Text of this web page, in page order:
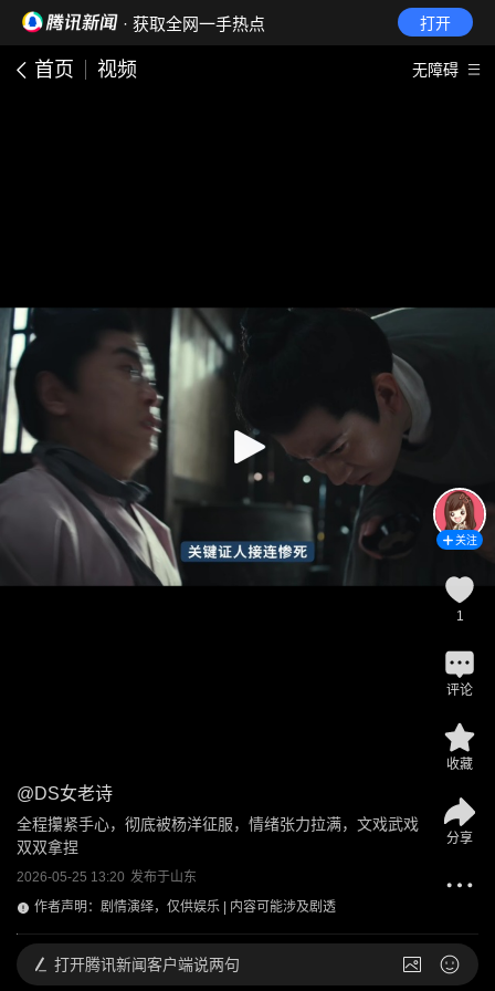
· 获取全网一手热点 打开
首页 视频 无障碍
@DS女老诗
全程攥紧手心，彻底被杨洋征服，情绪张力拉满，文戏武戏
双双拿捏
2026-05-25 13:20 发布于山东
作者声明：剧情演绎，仅供娱乐 | 内容可能涉及剧透
关注
1
评论
收藏
分享
打开腾讯新闻客户端说两句